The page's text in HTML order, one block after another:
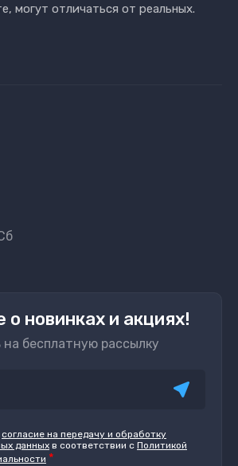
могут отличаться от реальных.
о новинках и акциях!
бесплатную рассылку
согласие на передачу и обработку
данных в соответствии с Политикой
*